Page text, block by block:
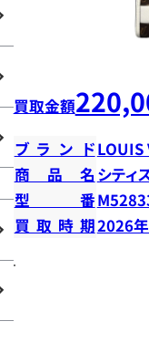
買取金額
ブランドLOUIS
商品名 シティ
型番
買取時期2026